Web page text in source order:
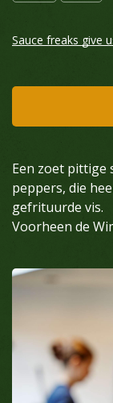
Sauce freaks give
Een zoet pittige
peppers, die
gefrituurde vis.
Voorheen de